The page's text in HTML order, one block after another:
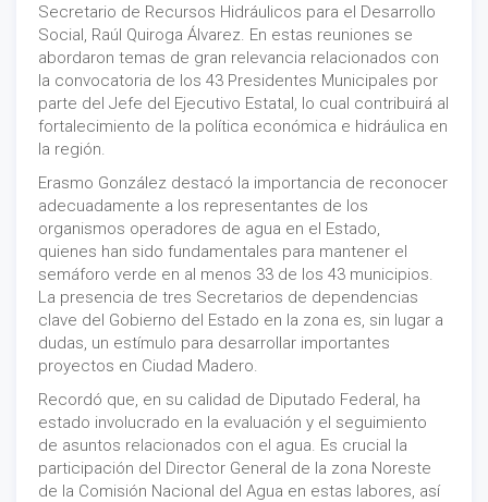
Secretario de Recursos Hidráulicos para el Desarrollo
Social, Raúl Quiroga Álvarez. En estas reuniones se
abordaron temas de gran relevancia relacionados con
la convocatoria de los 43 Presidentes Municipales por
parte del Jefe del Ejecutivo Estatal, lo cual contribuirá al
fortalecimiento de la política económica e hidráulica en
la región.
Erasmo González destacó la importancia de reconocer
adecuadamente a los representantes de los
organismos operadores de agua en el Estado,
quienes han sido fundamentales para mantener el
semáforo verde en al menos 33 de los 43 municipios.
La presencia de tres Secretarios de dependencias
clave del Gobierno del Estado en la zona es, sin lugar a
dudas, un estímulo para desarrollar importantes
proyectos en Ciudad Madero.
Recordó que, en su calidad de Diputado Federal, ha
estado involucrado en la evaluación y el seguimiento
de asuntos relacionados con el agua. Es crucial la
participación del Director General de la zona Noreste
de la Comisión Nacional del Agua en estas labores, así